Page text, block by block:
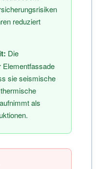
reduziert
Die
Elementfassade
sie seismische
als